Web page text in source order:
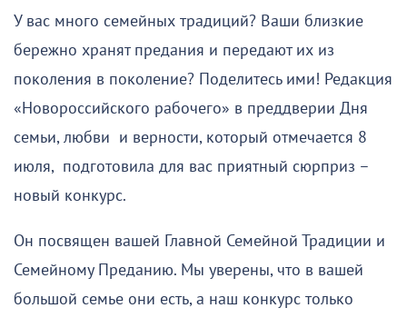
У вас много семейных традиций? Ваши близкие
бережно хранят предания и передают их из
поколения в поколение? Поделитесь ими! Редакция
«Новороссийского рабочего» в преддверии Дня
семьи, любви и верности, который отмечается 8
июля, подготовила для вас приятный сюрприз –
новый конкурс.
Он посвящен вашей Главной Семейной Традиции и
Семейному Преданию. Мы уверены, что в вашей
большой семье они есть, а наш конкурс только